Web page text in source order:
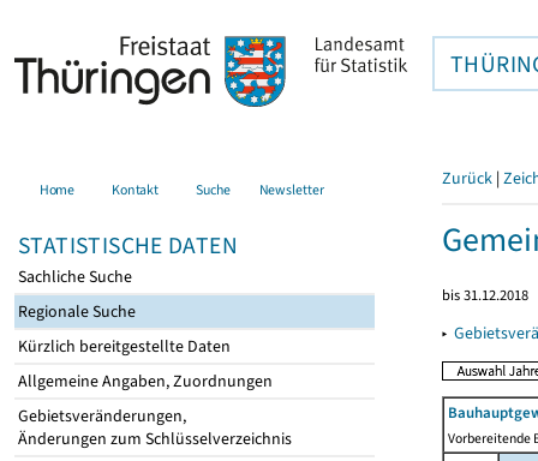
Home Kontakt Suche Newsletter
STATISTISCHE DATEN
Sachliche Suche
Regionale Suche
Kürzlich bereitgestellte Daten
Allgemeine Angaben, Zuordnungen
Gebietsveränderungen,
Änderungen zum Schlüsselverzeichnis
Zurück |
bis 31.12.2018
▸
Vorbereitende